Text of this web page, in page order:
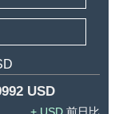
USD
USD